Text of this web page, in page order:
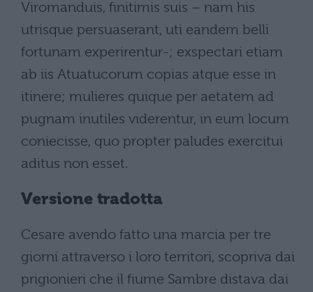
Viromanduis, finitimis suis – nam his
utrisque persuaserant, uti eandem belli
fortunam experirentur-; exspectari etiam
ab iis Atuatucorum copias atque esse in
itinere; mulieres quique per aetatem ad
pugnam inutiles viderentur, in eum locum
coniecisse, quo propter paludes exercitui
aditus non esset.
Versione tradotta
Cesare avendo fatto una marcia per tre
giorni attraverso i loro territori, scopriva dai
prigionieri che il fiume Sambre distava dai